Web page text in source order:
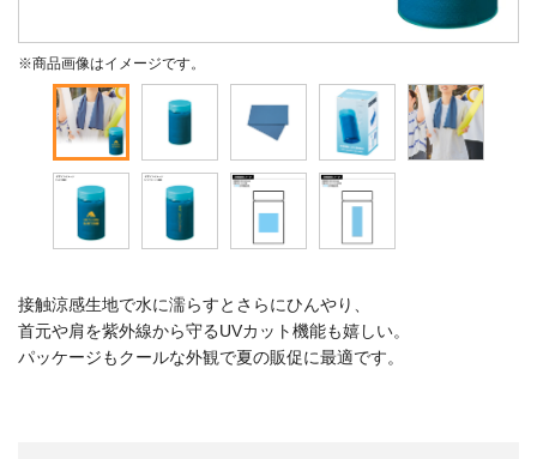
※商品画像はイメージです。
接触涼感生地で水に濡らすとさらにひんやり、
首元や肩を紫外線から守るUVカット機能も嬉しい。
パッケージもクールな外観で夏の販促に最適です。